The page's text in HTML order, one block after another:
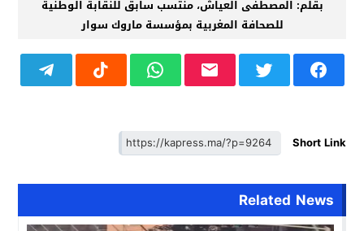
بقلم: المصطفى العياش، منتسب سابق للنقابة الوطنية
للصحافة المغربية بمؤسسة ماروك سوار
Short Link
Related News